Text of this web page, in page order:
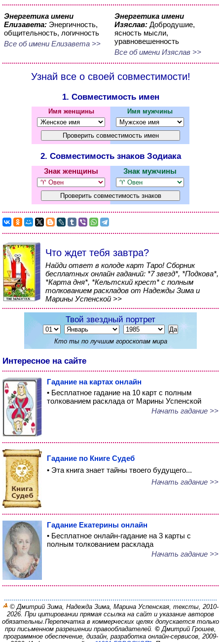
Энергетика имени
Елизавета: Энергичность,
общительность, логичность
Все об имени Елизавета >>
Энергетика имени
Изяслав: Добродушие,
ясность мысли,
уравновешенность
Все об имени Изяслав >>
Узнай все о своей совместимости!
1. Совместимость имен
Имя женщины Имя мужчины
2. Совместимость знаков Зодиака
Знак женщины Знак мужчины
Что ждет тебя завтра?
Найди ответ в колоде карт Таро! Сборник
бесплатных онлайн гаданий: *7 звезд*, *Подкова*,
*Карта дня*, *Кельтский крест* с полным
толкованием раскладов от Надежды Зима и
Марины Успенской >>
Твой звездный портрет
Кто ты по лучшим гороскопам мира
Интересное на сайте
Гадание на картах онлайн
• Бесплатное гадание на 10 карт с полным
толкованием расклада от Марины Успенской
Начать гадание >>
Гадание по Книге Судеб
• Эта книга знает тайны твоего будущего...
Начать гадание >>
Гадание Екатерины онлайн
• Бесплатное онлайн-гадание на 3 карты с
полным толкованием расклада
Начать гадание >>
© Дмитрий Зима, Надежда Зима, Марина Успенская, тексты, 2010-
2026. При цитировании прямая ссылка на сайт и указание авторов
обязательны.Перепечатка в коммерческих целях допускается только
при письменном разрешении правообладателей. © Дмитрий Грошев,
программное обеспечение, дизайн, разработка онлайн-сервисов, 2009-